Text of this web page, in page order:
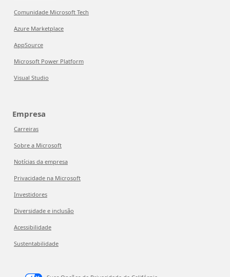
Comunidade Microsoft Tech
Azure Marketplace
AppSource
Microsoft Power Platform
Visual Studio
Empresa
Carreiras
Sobre a Microsoft
Notícias da empresa
Privacidade na Microsoft
Investidores
Diversidade e inclusão
Acessibilidade
Sustentabilidade